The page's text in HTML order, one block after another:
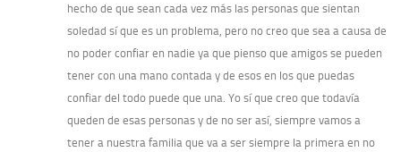
hecho de que sean cada vez más las personas que sientan
soledad sí que es un problema, pero no creo que sea a causa de
no poder confiar en nadie ya que pienso que amigos se pueden
tener con una mano contada y de esos en los que puedas
confiar del todo puede que una. Yo sí que creo que todavía
queden de esas personas y de no ser así, siempre vamos a
tener a nuestra familia que va a ser siempre la primera en no